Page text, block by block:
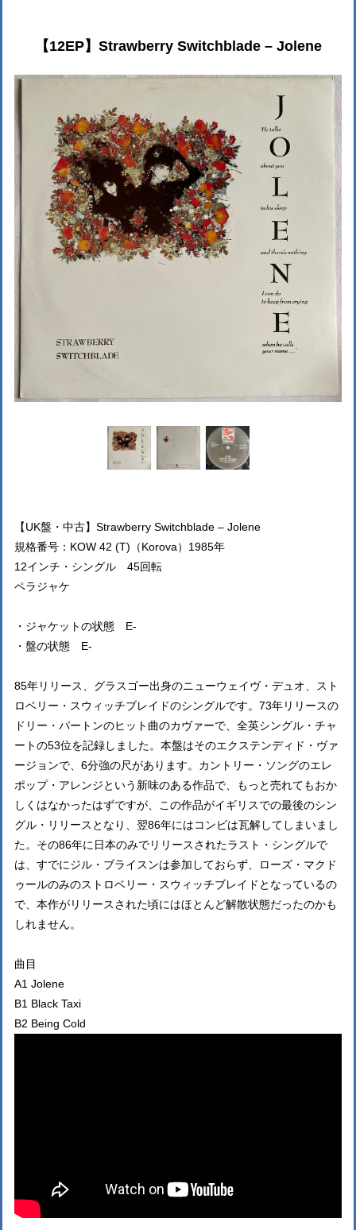
【12EP】Strawberry Switchblade – Jolene
【UK盤・中古】Strawberry Switchblade ‎– Jolene
規格番号：KOW 42 (T)（Korova）1985年
12インチ・シングル 45回転
ペラジャケ
・ジャケットの状態 E-
・盤の状態 E-
85年リリース、グラスゴー出身のニューウェイヴ・デュオ、スト
ロベリー・スウィッチブレイドのシングルです。73年リリースの
ドリー・パートンのヒット曲のカヴァーで、全英シングル・チャ
ートの53位を記録しました。本盤はそのエクステンディド・ヴァ
ージョンで、6分強の尺があります。カントリー・ソングのエレ
ポップ・アレンジという新味のある作品で、もっと売れてもおか
しくはなかったはずですが、この作品がイギリスでの最後のシン
グル・リリースとなり、翌86年にはコンビは瓦解してしまいまし
た。その86年に日本のみでリリースされたラスト・シングルで
は、すでにジル・ブライスンは参加しておらず、ローズ・マクド
ゥールのみのストロベリー・スウィッチブレイドとなっているの
で、本作がリリースされた頃にはほとんど解散状態だったのかも
しれません。
曲目
A1 Jolene
B1 Black Taxi
B2 Being Cold